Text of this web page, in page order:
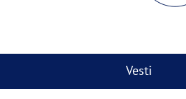
Vesti